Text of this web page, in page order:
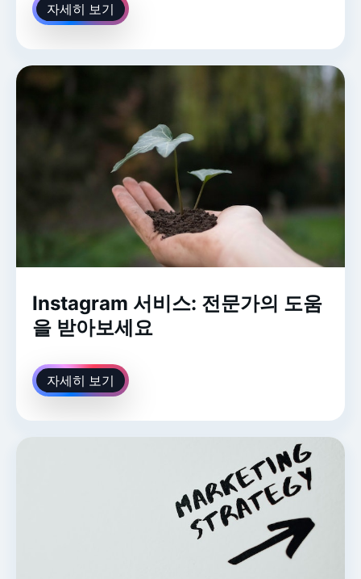
자세히 보기
Instagram 서비스: 전문가의 도움
을 받아보세요
자세히 보기